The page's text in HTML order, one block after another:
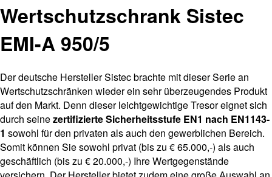
Wertschutzschrank Sistec
EMI-A 950/5
Der deutsche Hersteller Sistec brachte mit dieser Serie an
Wertschutzschränken wieder ein sehr überzeugendes Produkt
auf den Markt. Denn dieser leichtgewichtige Tresor eignet sich
durch seinezertifizierte Sicherheitsstufe EN1 nach EN1143-
1 sowohl für den privaten als auch den gewerblichen Bereich.
Somit können Sie sowohl privat (bis zu € 65.000,-) als auch
geschäftlich (bis zu € 20.000,-) Ihre Wertgegenstände